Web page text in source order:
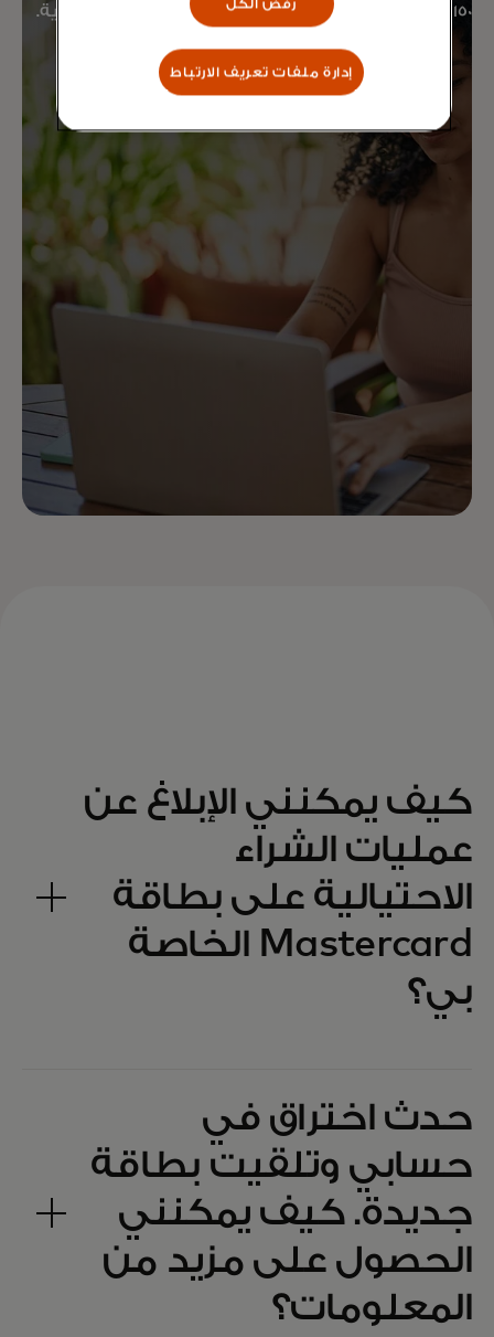
150 مليون موقع وأكثر من 250 مليون نقطة وصول رقمية.
كيف يمكنني الإبلاغ عن
عمليات الشراء
الاحتيالية على بطاقة
Mastercard الخاصة
بي؟
حدث اختراق في
حسابي وتلقيت بطاقة
جديدة. كيف يمكنني
الحصول على مزيد من
المعلومات؟
رفض الكل
إدارة ملفات تعريف الارتباط